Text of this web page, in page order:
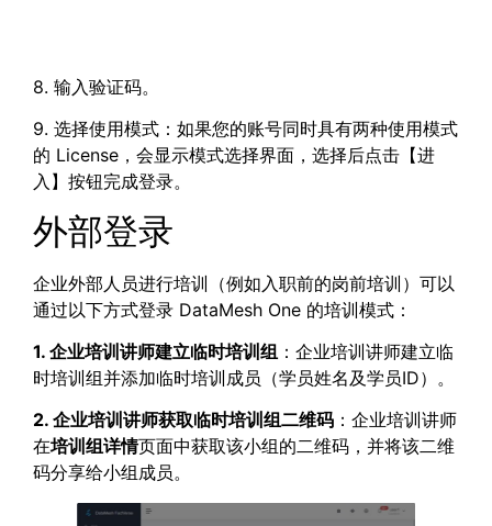
8. 输入验证码。
9. 选择使用模式：如果您的账号同时具有两种使用模式
的 License，会显示模式选择界面，选择后点击【进
入】按钮完成登录。
外部登录
企业外部人员进行培训（例如入职前的岗前培训）可以
通过以下方式登录 DataMesh One 的培训模式：
1. 企业培训讲师建立临时培训组 ：企业培训讲师建立临
时培训组并添加临时培训成员（学员姓名及学员ID）。
2. 企业培训讲师获取临时培训组二维码 ：企业培训讲师
在培训组详情页面中获取该小组的二维码，并将该二维
码分享给小组成员。